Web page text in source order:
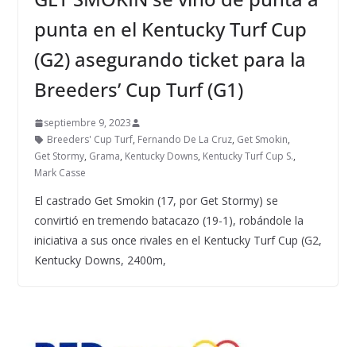
punta en el Kentucky Turf Cup
(G2) asegurando ticket para la
Breeders’ Cup Turf (G1)
septiembre 9, 2023
Breeders' Cup Turf, Fernando De La Cruz, Get Smokin,
Get Stormy, Grama, Kentucky Downs, Kentucky Turf Cup S.,
Mark Casse
El castrado Get Smokin (17, por Get Stormy) se
convirtió en tremendo batacazo (19-1), robándole la
iniciativa a sus once rivales en el Kentucky Turf Cup (G2,
Kentucky Downs, 2400m,